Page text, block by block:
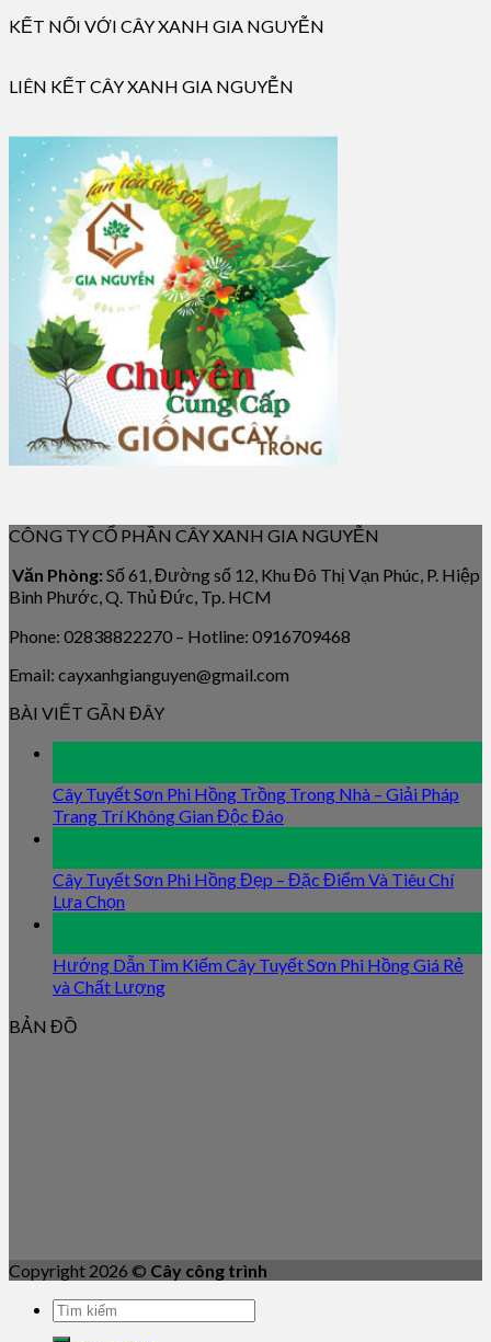
KẾT NỐI VỚI CÂY XANH GIA NGUYỄN
LIÊN KẾT CÂY XANH GIA NGUYỄN
CÔNG TY CỔ PHẦN CÂY XANH GIA NGUYỄN
Văn Phòng: Số 61, Đường số 12, Khu Đô Thị Vạn Phúc, P. Hiệp
Bình Phước, Q. Thủ Đức, Tp. HCM
Phone: 02838822270 – Hotline: 0916709468
Email: cayxanhgianguyen@gmail.com
BÀI VIẾT GẦN ĐÂY
Cây Tuyết Sơn Phi Hồng Trồng Trong Nhà – Giải Pháp
Trang Trí Không Gian Độc Đáo
Cây Tuyết Sơn Phi Hồng Đẹp – Đặc Điểm Và Tiêu Chí
Lựa Chọn
Hướng Dẫn Tìm Kiếm Cây Tuyết Sơn Phi Hồng Giá Rẻ
và Chất Lượng
BẢN ĐỒ
Copyright 2026 © Cây công trình